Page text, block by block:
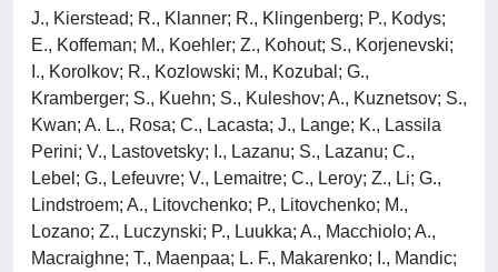
J., Kierstead; R., Klanner; R., Klingenberg; P., Kodys;
E., Koffeman; M., Koehler; Z., Kohout; S., Korjenevski;
I., Korolkov; R., Kozlowski; M., Kozubal; G.,
Kramberger; S., Kuehn; S., Kuleshov; A., Kuznetsov; S.,
Kwan; A. L., Rosa; C., Lacasta; J., Lange; K., Lassila
Perini; V., Lastovetsky; I., Lazanu; S., Lazanu; C.,
Lebel; G., Lefeuvre; V., Lemaitre; C., Leroy; Z., Li; G.,
Lindstroem; A., Litovchenko; P., Litovchenko; M.,
Lozano; Z., Luczynski; P., Luukka; A., Macchiolo; A.,
Macraighne; T., Maenpaa; L. F., Makarenko; I., Mandic;